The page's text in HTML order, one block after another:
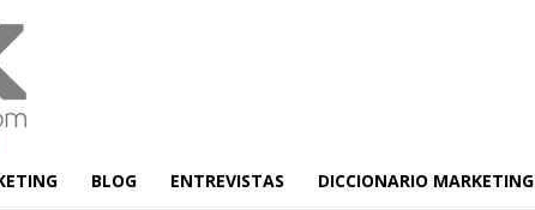
BLOG ENTREVISTAS DICCIONARIO MARKETING